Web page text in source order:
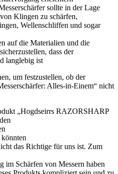
sollte in der Lage
Klingen zu schärfen,
Wellenschliffen und sogar
auf die Materialien und die
dass der
langlebig ist
um festzustellen, ob der
Alles-in-Einem“ nicht
„Hogdseirrs RAZORSHARP
das Richtige für uns ist. Zum
im Schärfen von Messern haben